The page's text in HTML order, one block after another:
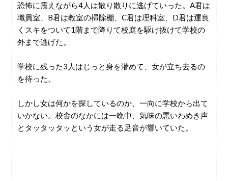
恐怖に震えながら4人は散り散りに逃げていった。A君は
職員室、B君は教室の掃除棚、C君は理科室、D君は運良
くスキをついて1階まで降りて校庭を駆け抜けて学校の
外まで逃げた。
学校に残った3人はじっと身を潜めて、女が立ち去るの
を待った。
しかし女は何かを探しているのか、一向に学校から出て
いかない。校舎のなかには一晩中、気味の悪いわめき声
とタッタッタッという女が走る足音が響いていた。